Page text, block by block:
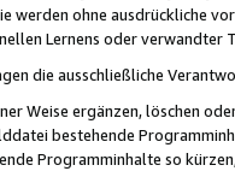
werden ohne ausdrückliche
Lernens oder
die ausschließliche
Weise ergänzen, löschen
bestehende
Programminhalte so